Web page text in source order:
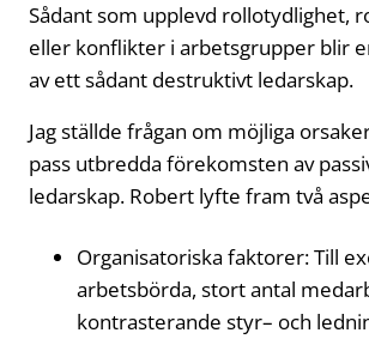
Sådant som upplevd rollotydlighet,
eller konflikter i arbetsgrupper blir
av ett sådant destruktivt ledarskap.
Jag ställde frågan om möjliga
pass utbredda förekomsten av
ledarskap. Robert lyfte fram två
Organisatoriska faktorer: Till
arbetsbörda, stort antal
kontrasterande styr– och